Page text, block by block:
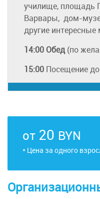
училище, площадь
Варвары, дом-
другие интересные
14:00 Обед(по
15:00 Посещение
от 20 BYN
* Цена за одного